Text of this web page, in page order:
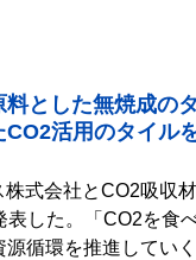
とした無焼成の
CO2活用のタイル
式会社とCO2吸収
した。「CO2を食
循環を推進してい